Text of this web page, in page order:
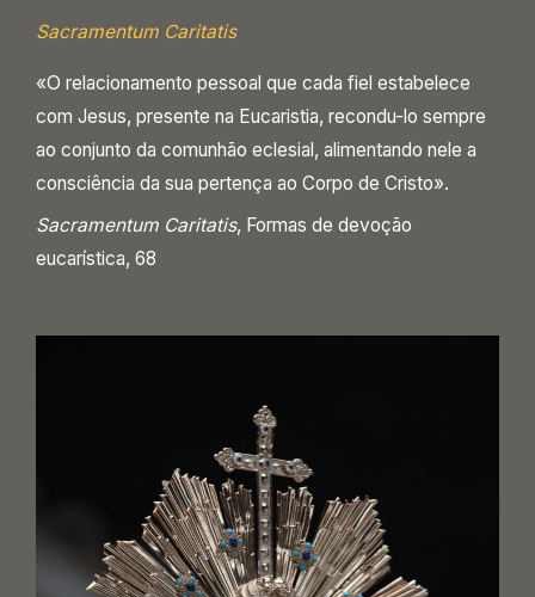
Sacramentum Caritatis
«O relacionamento pessoal que cada fiel estabelece
com Jesus, presente na Eucaristia, recondu-lo sempre
ao conjunto da comunhão eclesial, alimentando nele a
consciência da sua pertença ao Corpo de Cristo».
Sacramentum Caritatis, Formas de devoção
eucarística, 68